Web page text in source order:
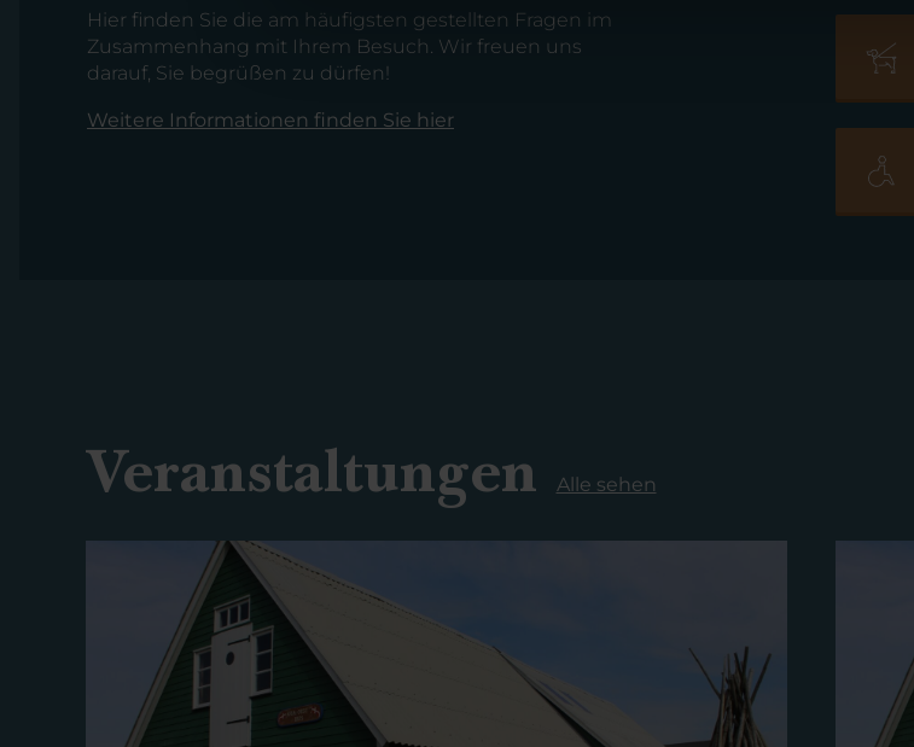
Hier finden Sie die am häufigsten gestellten Fragen im
Zusammenhang mit Ihrem Besuch. Wir freuen uns
darauf, Sie begrüßen zu dürfen!
Weitere Informationen finden Sie hier
Veranstaltungen Alle sehen